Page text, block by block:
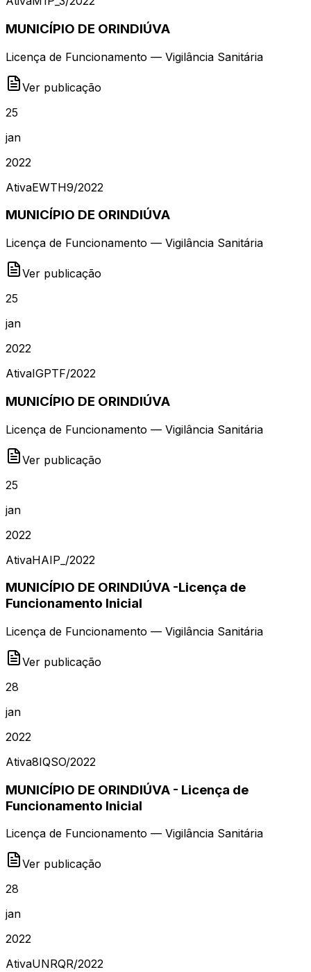
MUNICÍPIO DE ORINDIÚVA
Licença de Funcionamento — Vigilância Sanitária
Ver publicação
25
jan
2022
AtivaEWTH9/2022
MUNICÍPIO DE ORINDIÚVA
Licença de Funcionamento — Vigilância Sanitária
Ver publicação
25
jan
2022
AtivaIGPTF/2022
MUNICÍPIO DE ORINDIÚVA
Licença de Funcionamento — Vigilância Sanitária
Ver publicação
25
jan
2022
AtivaHAIP_ /2022
MUNICÍPIO DE ORINDIÚVA -Licença de
Funcionamento Inicial
Licença de Funcionamento — Vigilância Sanitária
Ver publicação
28
jan
2022
Ativa8IQSO/2022
MUNICÍPIO DE ORINDIÚVA - Licença de
Funcionamento Inicial
Licença de Funcionamento — Vigilância Sanitária
Ver publicação
28
jan
2022
AtivaUNRQR/2022